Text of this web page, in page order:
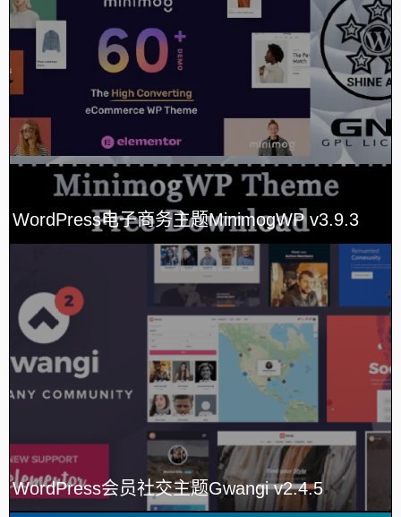
WordPress电子商务主题MinimogWP v3.9.3
WordPress会员社交主题Gwangi v2.4.5